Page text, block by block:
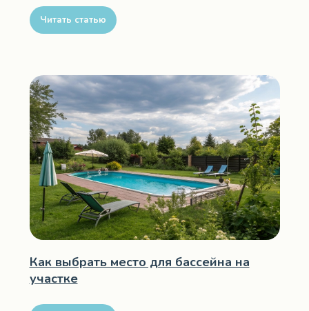
Читать статью
Как выбрать место для бассейна на
участке